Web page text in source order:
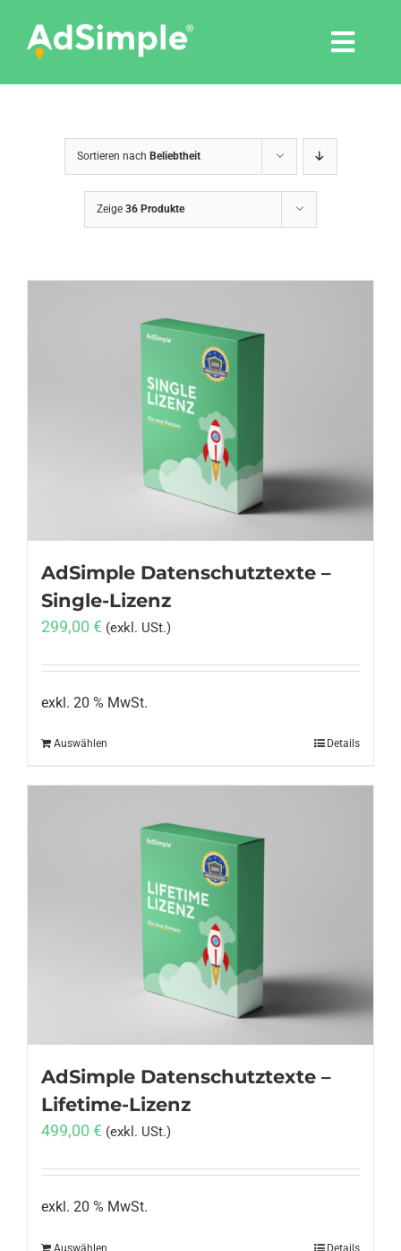
content
Pressemitteilungen
Shop
Sortieren nach Beliebtheit
Zeige 36 Produkte
AdSimple Datenschutztexte –
Single-Lizenz
299,00 € (exkl. USt.)
exkl. 20 % MwSt.
Auswählen Details
AdSimple Datenschutztexte –
Lifetime-Lizenz
499,00 € (exkl. USt.)
exkl. 20 % MwSt.
Auswählen Details